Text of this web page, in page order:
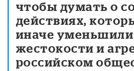
чтобы думать о
действиях,
иначе
жестокости и
российском